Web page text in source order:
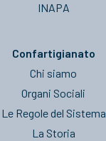
INAPA
Confartigianato
Chi siamo
Organi Sociali
Le Regole del Sistema
La Storia